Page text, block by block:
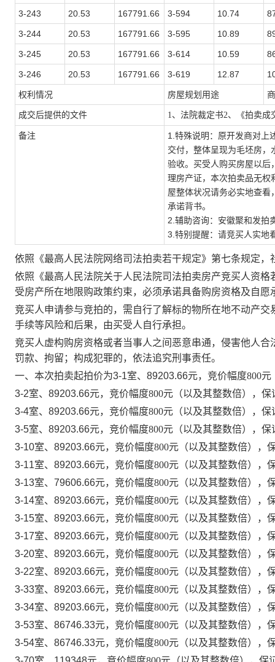
3-243 20.53 167791.66 3-594 10.74
3-244 20.53 167791.66 3-595 10.89
3-245 20.53 167791.66 3-614 10.59
3-246 20.53 167791.66 3-619 12.87
权利情况 房屋规划用途
成交后提供的文件 1、法院裁定书2、《拍卖
备注 1.特殊说明： 原开发商对上
交付，整体呈现为毛坯房，
验收。买受人购买房屋以后
理房产证，本次拍卖品无权
屋整体状况请务必实地查看
承诺背书。
2.辅助咨询： 安徽聚和发拍
3.特别提醒： 请竞买人实地
依照《最高人民法院网络司法拍卖若干规定》第七条规定
依照《最高人民法院关于人民法院司法拍卖房产竞买人资
受房产所在地限购政策约束，必须承诺具备购房资格及自
竞买人申请参与竞拍的，需自行了解标的物所在地不动产
手续等风险和后果，由买受人自行承担。
竞买人虚构购房资格或者当事人之间恶意串通，侵害他人
罚款、拘留；构成犯罪的，依法追究刑事责任。
一、本次拍卖起拍价为3-1室、89203.66元，竞价幅度800元
3-2室、89203.66元，竞价幅度800元（以及其整数倍），保
3-4室、89203.66元，竞价幅度800元（以及其整数倍），保
3-5室、89203.66元，竞价幅度800元（以及其整数倍），保
3-10室、89203.66元，竞价幅度800元（以及其整数倍），
3-11室、89203.66元，竞价幅度800元（以及其整数倍），
3-13室、79606.66元，竞价幅度800元（以及其整数倍），
3-14室、89203.66元，竞价幅度800元（以及其整数倍），
3-15室、89203.66元，竞价幅度800元（以及其整数倍），
3-17室、89203.66元，竞价幅度800元（以及其整数倍），
3-20室、89203.66元，竞价幅度800元（以及其整数倍），
3-22室、89203.66元，竞价幅度800元（以及其整数倍），
3-33室、89203.66元，竞价幅度800元（以及其整数倍），
3-34室、89203.66元，竞价幅度800元（以及其整数倍），
3-53室、86746.33元，竞价幅度800元（以及其整数倍），
3-54室、86746.33元，竞价幅度800元（以及其整数倍），